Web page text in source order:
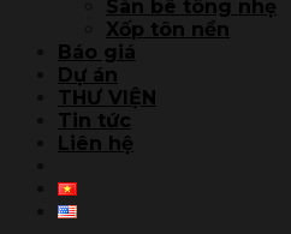
Sàn bê tông nhẹ
Xốp tôn nền
Báo giá
Dự án
THƯ VIỆN
Tin tức
Liên hệ